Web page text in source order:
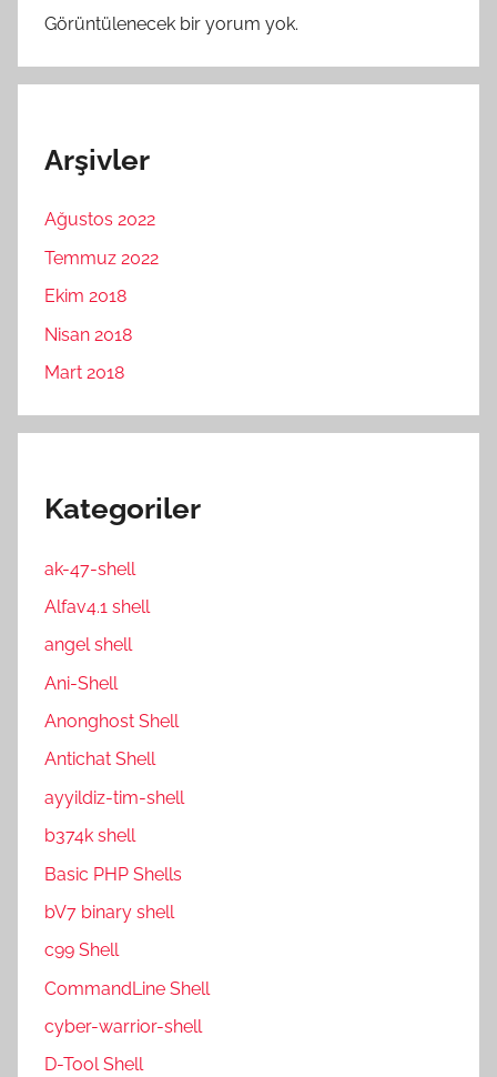
Görüntülenecek bir yorum yok.
Arşivler
Ağustos 2022
Temmuz 2022
Ekim 2018
Nisan 2018
Mart 2018
Kategoriler
ak-47-shell
Alfav4.1 shell
angel shell
Ani-Shell
Anonghost Shell
Antichat Shell
ayyildiz-tim-shell
b374k shell
Basic PHP Shells
bV7 binary shell
c99 Shell
CommandLine Shell
cyber-warrior-shell
D-Tool Shell